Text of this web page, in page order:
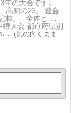
年の大会です。
高知の23。 連合
載。 全体と …
大会 都道府県別
気の向くまま